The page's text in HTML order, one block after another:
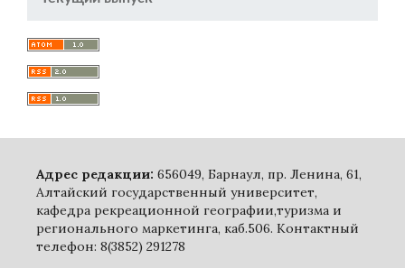
Адрес редакции: 656049, Барнаул, пр. Ленина, 61,
Алтайский государственный университет,
кафедра рекреационной географии,туризма и
регионального маркетинга, каб.506. Контактный
телефон: 8(3852) 291278